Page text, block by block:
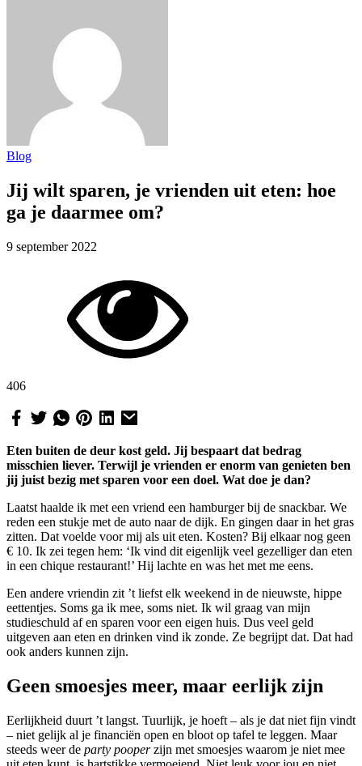
Blog
Jij wilt sparen, je vrienden uit eten: hoe
ga je daarmee om?
9 september 2022
406
Eten buiten de deur kost geld. Jij bespaart dat bedrag
misschien liever. Terwijl je vrienden er enorm van genieten ben
jij juist bezig met sparen voor een doel. Wat doe je dan?
Laatst haalde ik met een vriend een hamburger bij de snackbar. We
reden een stukje met de auto naar de dijk. En gingen daar in het gras
zitten. Dat voelde voor mij als uit eten. Kosten? Bij elkaar nog geen
€ 10. Ik zei tegen hem: ‘Ik vind dit eigenlijk veel gezelliger dan eten
in een chique restaurant!’ Hij lachte en was het met me eens.
Een andere vriendin zit ’t liefst elk weekend in de nieuwste, hippe
eettentjes. Soms ga ik mee, soms niet. Ik wil graag van mijn
studieschuld af en sparen voor een eigen huis. Dus veel geld
uitgeven aan eten en drinken vind ik zonde. Ze begrijpt dat. Dat had
ook anders kunnen zijn.
Geen smoesjes meer, maar eerlijk zijn
Eerlijkheid duurt ’t langst. Tuurlijk, je hoeft – als je dat niet fijn vindt
– niet gelijk al je financiën open en bloot op tafel te leggen. Maar
steeds weer de party pooperzijn met smoesjes waarom je niet mee